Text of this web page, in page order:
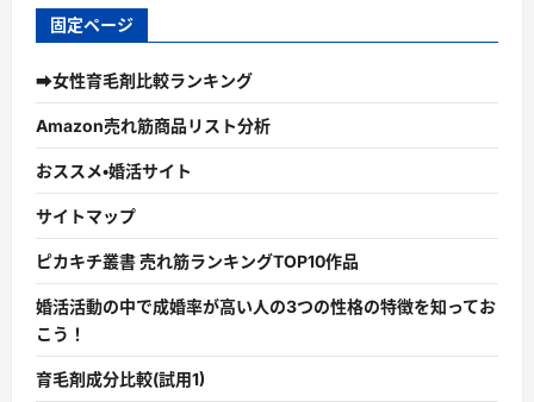
固定ページ
➡女性育毛剤比較ランキング
Amazon売れ筋商品リスト分析
おススメ・婚活サイト
サイトマップ
ピカキチ叢書 売れ筋ランキングTOP10作品
婚活活動の中で成婚率が高い人の3つの性格の特徴を知ってお
こう！
育毛剤成分比較(試用1)